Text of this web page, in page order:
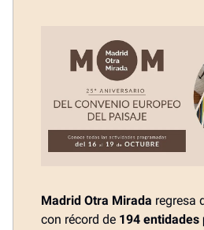
Madrid Otra Mirada regresa
con récord de 194